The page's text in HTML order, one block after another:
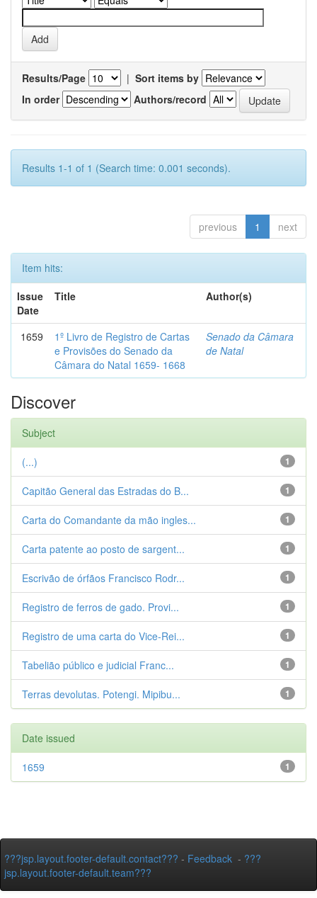
Results/Page | Sort items by
In order
Authors/record
Results 1-1 of 1 (Search time: 0.001 seconds).
previous 1 next
Item hits:
Issue
Date
Title Author(s)
1659
1º Livro de Registro de Cartas
e Provisões do Senado da
Câmara do Natal 1659- 1668
Senado da Câmara
de Natal
Discover
Subject
1
(...)
1
Capitão General das Estradas do B...
1
Carta do Comandante da mão ingles...
1
Carta patente ao posto de sargent...
1
Escrivão de órfãos Francisco Rodr...
1
Registro de ferros de gado. Provi...
1
Registro de uma carta do Vice-Rei...
1
Tabelião público e judicial Franc...
1
Terras devolutas. Potengi. Mipibu...
Date issued
1
1659
???jsp.layout.footer-default.contact??? - Feedback - ???
jsp.layout.footer-default.team???